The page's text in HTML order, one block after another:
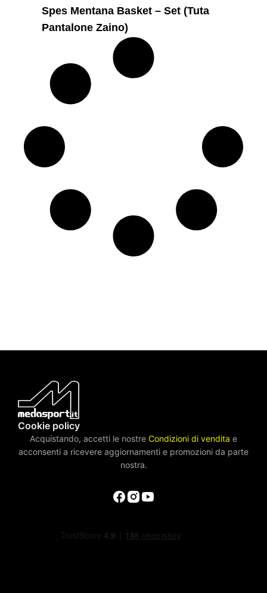
Spes Mentana Basket – Set (Tuta
Pantalone Zaino)
Cookie policy
Acquistando, accetti le nostre Condizioni di vendita e
acconsenti a ricevere aggiornamenti e promozioni da parte
nostra.